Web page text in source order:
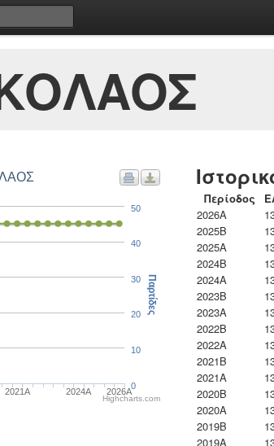
2021A 2024A 2026A
0
10
20
30
40
50
Παρτίδες
Highcharts.com
Περίοδος
2026A
2025B
2025A
2024B
2024A
2023B
2023Α
2022B
2022A
2021B
2021A
2020B
2020A
2019B
2019A